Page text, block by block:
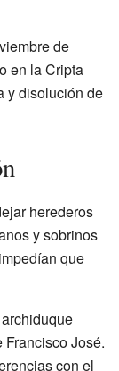
de
en la Cripta
y disolución de
herederos
y sobrinos
que
Francisco José.
con el